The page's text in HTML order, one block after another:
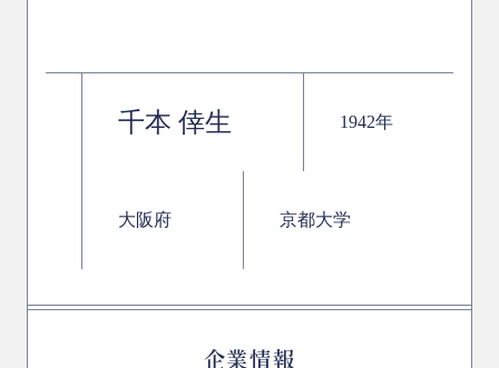
千本 倖生 1942年
大阪府 京都大学
企業情報